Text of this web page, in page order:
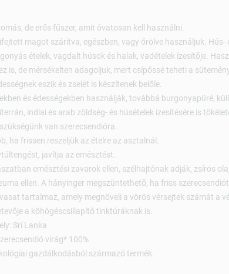
de erős fűszer, amit óvatosan kell használni.
magot szárítva, egészben, vagy őrölve használjuk. Hús-
ételek, vagdalt húsok és halak, vadételek ízesítője.
is, de mérsékelten adagoljuk, mert csípőssé teheti a
eszik és zselét is készítenek belőle.
és édességekben használják, továbbá burgonyapüré,
indiai és arab zöldség- és húsételek ízesítésére is
van szerecsendióra.
ha frissen reszeljük az ételre az asztalnál.
javítja az emésztést.
emésztési zavarok ellen, szélhajtónak adják, zsíros
ellen. A hányinger megszüntethető, ha friss
tartalmaz, amely megnöveli a vörös vérsejtek számát a
a köhögéscsillapító tinktúráknak is.
Srí Lanka
virág* 100%
gazdálkodásból származó termék.